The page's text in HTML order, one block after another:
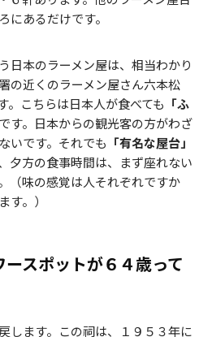
にあるだけです。
日本のラーメン屋は、相当わかり
の近くのラーメン屋さん六本松
。こちらは日本人が食べても 「ふ
す。日本からの観光客の方がわざ
いです。それでも 「有名な屋台」
夕方の食事時間は、まず座れない
（味の感覚は人それぞれですか
す。）
スポットが６４歳って
します。この祠は、１９５３年に